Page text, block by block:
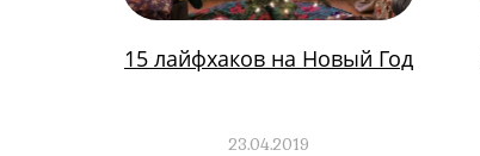
15 лайфхаков на Новый Год
23.04.2019